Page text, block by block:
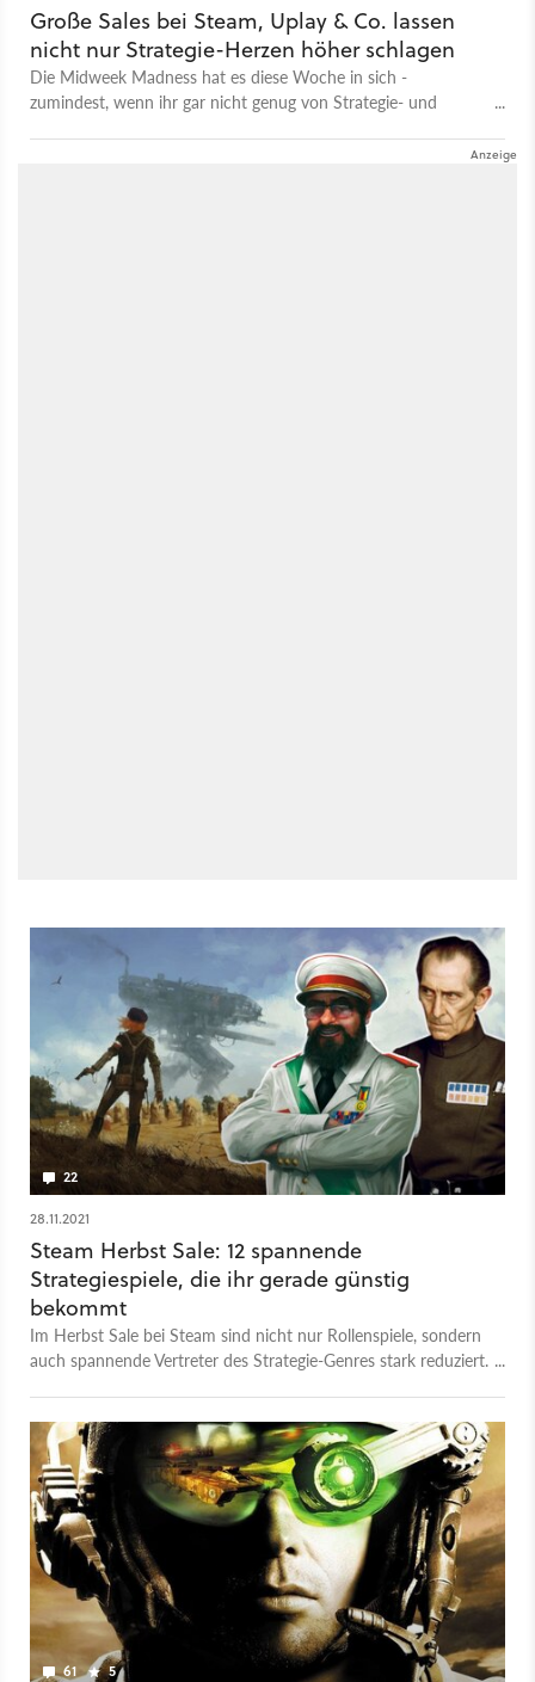
Große Sales bei Steam, Uplay & Co. lassen
nicht nur Strategie-Herzen höher schlagen
Die Midweek Madness hat es diese Woche in sich -
zumindest, wenn ihr gar nicht genug von Strategie- und
22
28.11.2021
Steam Herbst Sale: 12 spannende
Strategiespiele, die ihr gerade günstig
bekommt
Im Herbst Sale bei Steam sind nicht nur Rollenspiele, sondern
auch spannende Vertreter des Strategie-Genres stark reduziert.
61 5